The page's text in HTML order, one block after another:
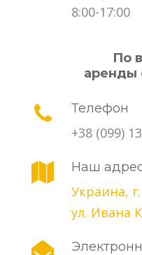
8:00-17:00
По
аренды
Телефон
+38 (099)
Наш
Украина,
ул. Ивана